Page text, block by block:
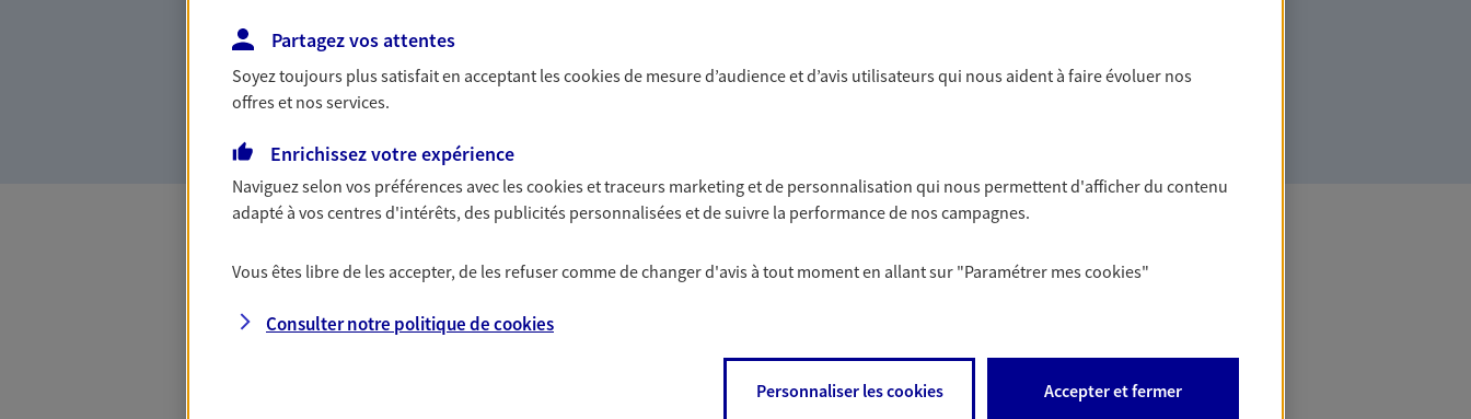
votre vie, c'est ainsi que nous concevons notre métier : dans
la confiance et la proximité. C'est en apprenant à vous
connaître que nous proposons de meilleures solutions.
votre activité, vos collaborateurs... mais aussi vous-même et
Toutes nos offres Assurance & Banque
PRO & ENTREPRISES
Partagez vos attentes
Soyez toujours plus satisfait en acceptant lescookiesde mesure d’audience et d’avis utilisateurs qui nous aident à faire évoluer nos
offres et nos services.
Enrichissez votre expérience
Naviguez selon vos préférences avec lescookies et traceurs marketing et de personnalisation qui nous permettent d'afficher du contenu
adapté à vos centres d'intérêts, des publicités personnalisées et de suivre la performance de nos campagnes.
Vous êtes libre de les accepter, de les refuser comme de changer d'avis à tout moment en allant sur "Paramétrer mescookies"
Consulter notre politique decookies
Personnaliser les cookies Accepter et fermer